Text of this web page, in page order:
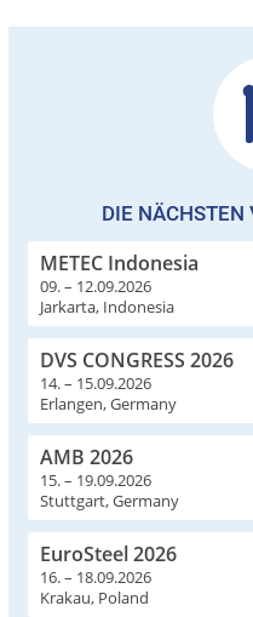
DIE NÄCHSTEN
METEC Indonesia
09. – 12.09.2026
Jarkarta, Indonesia
DVS CONGRESS 2026
14. – 15.09.2026
Erlangen, Germany
AMB 2026
15. – 19.09.2026
Stuttgart, Germany
EuroSteel 2026
16. – 18.09.2026
Krakau, Poland